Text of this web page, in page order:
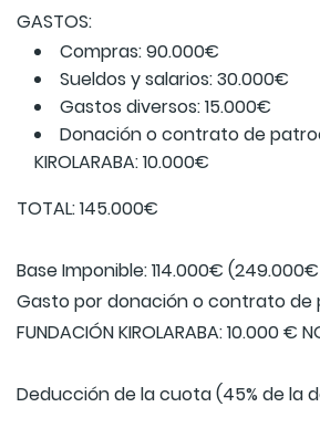
GASTOS:
Compras: 90.000€
Sueldos y salarios: 30.000€
Gastos diversos: 15.000€
Donación o contrato de
KIROLARABA: 10.000€
TOTAL: 145.000€
Base Imponible: 114.000€
Gasto por donación o contrato de
FUNDACIÓN KIROLARABA: 10.000 €
Deducción de la cuota (45% de la